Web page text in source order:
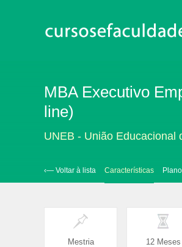
MBA Executivo
line)
UNEB - União Educacional
‹— Voltar à lista Características
Mestria 12 Meses